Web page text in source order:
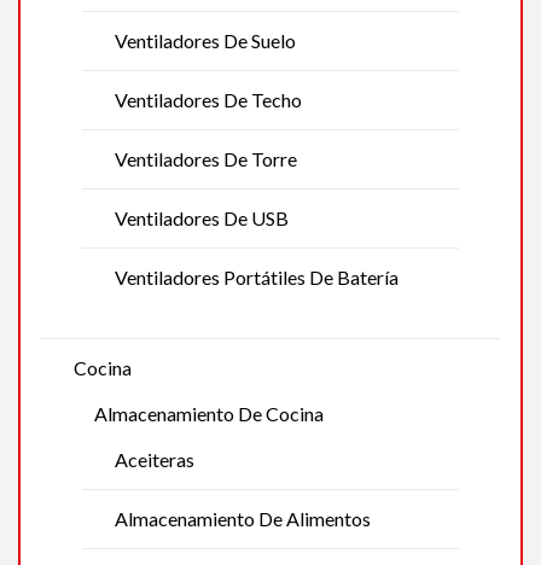
Ventiladores De Suelo
Ventiladores De Techo
Ventiladores De Torre
Ventiladores De USB
Ventiladores Portátiles De Batería
Cocina
Almacenamiento De Cocina
Aceiteras
Almacenamiento De Alimentos